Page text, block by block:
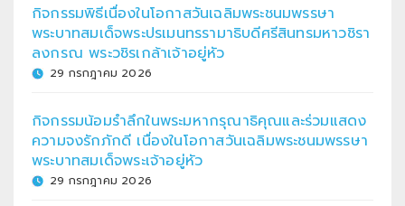
กิจกรรมพิธีเนื่องในโอกาสวันเฉลิมพระชนมพรรษา
พระบาทสมเด็จพระปรเมนทรรามาธิบดีศรีสินทรมหาวชิรา
ลงกรณ พระวชิรเกล้าเจ้าอยู่หัว
29 กรกฎาคม 2026
กิจกรรมน้อมรำลึกในพระมหากรุณาธิคุณและร่วมแสดง
ความจงรักภักดี เนื่องในโอกาสวันเฉลิมพระชนมพรรษา
พระบาทสมเด็จพระเจ้าอยู่หัว
29 กรกฎาคม 2026